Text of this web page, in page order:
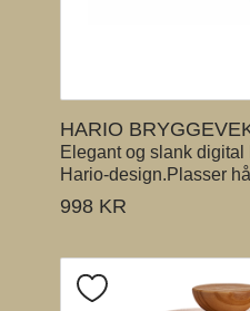
HARIO
Elegant og slank
Hario-design.Plasser
998 KR